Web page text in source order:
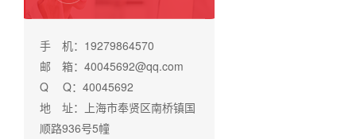
手 机：19279864570
邮 箱：40045692@qq.com
Q Q：40045692
地 址：上海市奉贤区南桥镇国
顺路936号5幢